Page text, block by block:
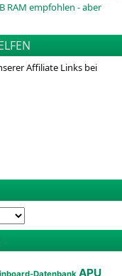
RAM empfohlen - aber
Affiliate Links bei
APU